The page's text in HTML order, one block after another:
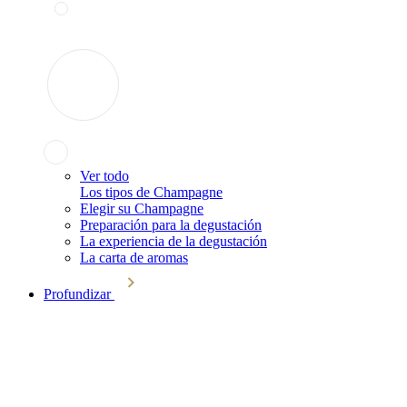
Ver todo
Los tipos de Champagne
Elegir su Champagne
Preparación para la degustación
La experiencia de la degustación
La carta de aromas
Profundizar